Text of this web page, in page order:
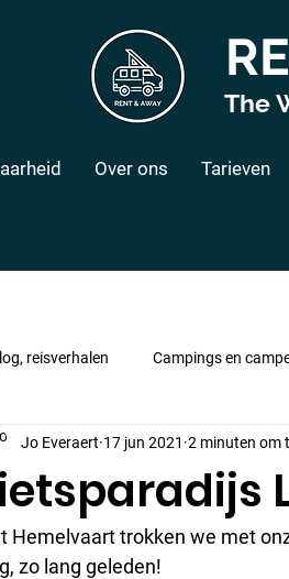
The
Over ons Tarieven
reisverhalen Campings en
Jo Everaert 17 jun 2021 2 minuten om
Hemelvaart trokken we met
zo lang geleden!